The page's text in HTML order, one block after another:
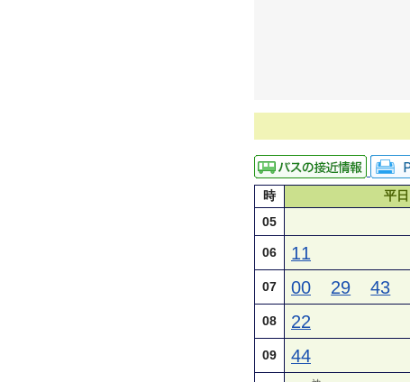
時 平日
05
06 11
07 00 29 43
08 22
09 44